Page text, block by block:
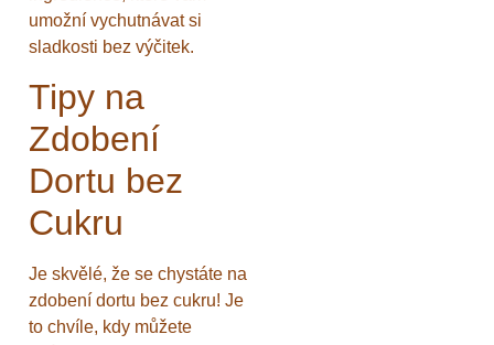
umožní vychutnávat si
sladkosti bez výčitek.
Tipy na
Zdobení
Dortu bez
Cukru
Je skvělé, že se chystáte na
zdobení dortu bez cukru! Je
to chvíle, kdy můžete